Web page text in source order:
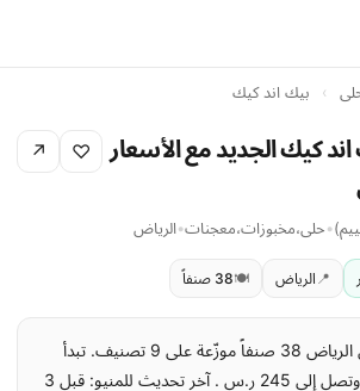
› بيك اند كيك
كيك الجديد مع الأسعار
•حلى،مخبوزات،معجنات•الرياض
♡
↗
📍 الرياض 🍽️38 صنفاً
يقدّم بيك اند كيك في الرياض 38 صنفاً موزّعة على 9 تصنيف. تبدأ
الأسعار من 50 ر.س وتصل إلى 245 ر.س . آخر تحديث للمنيو: قبل 3